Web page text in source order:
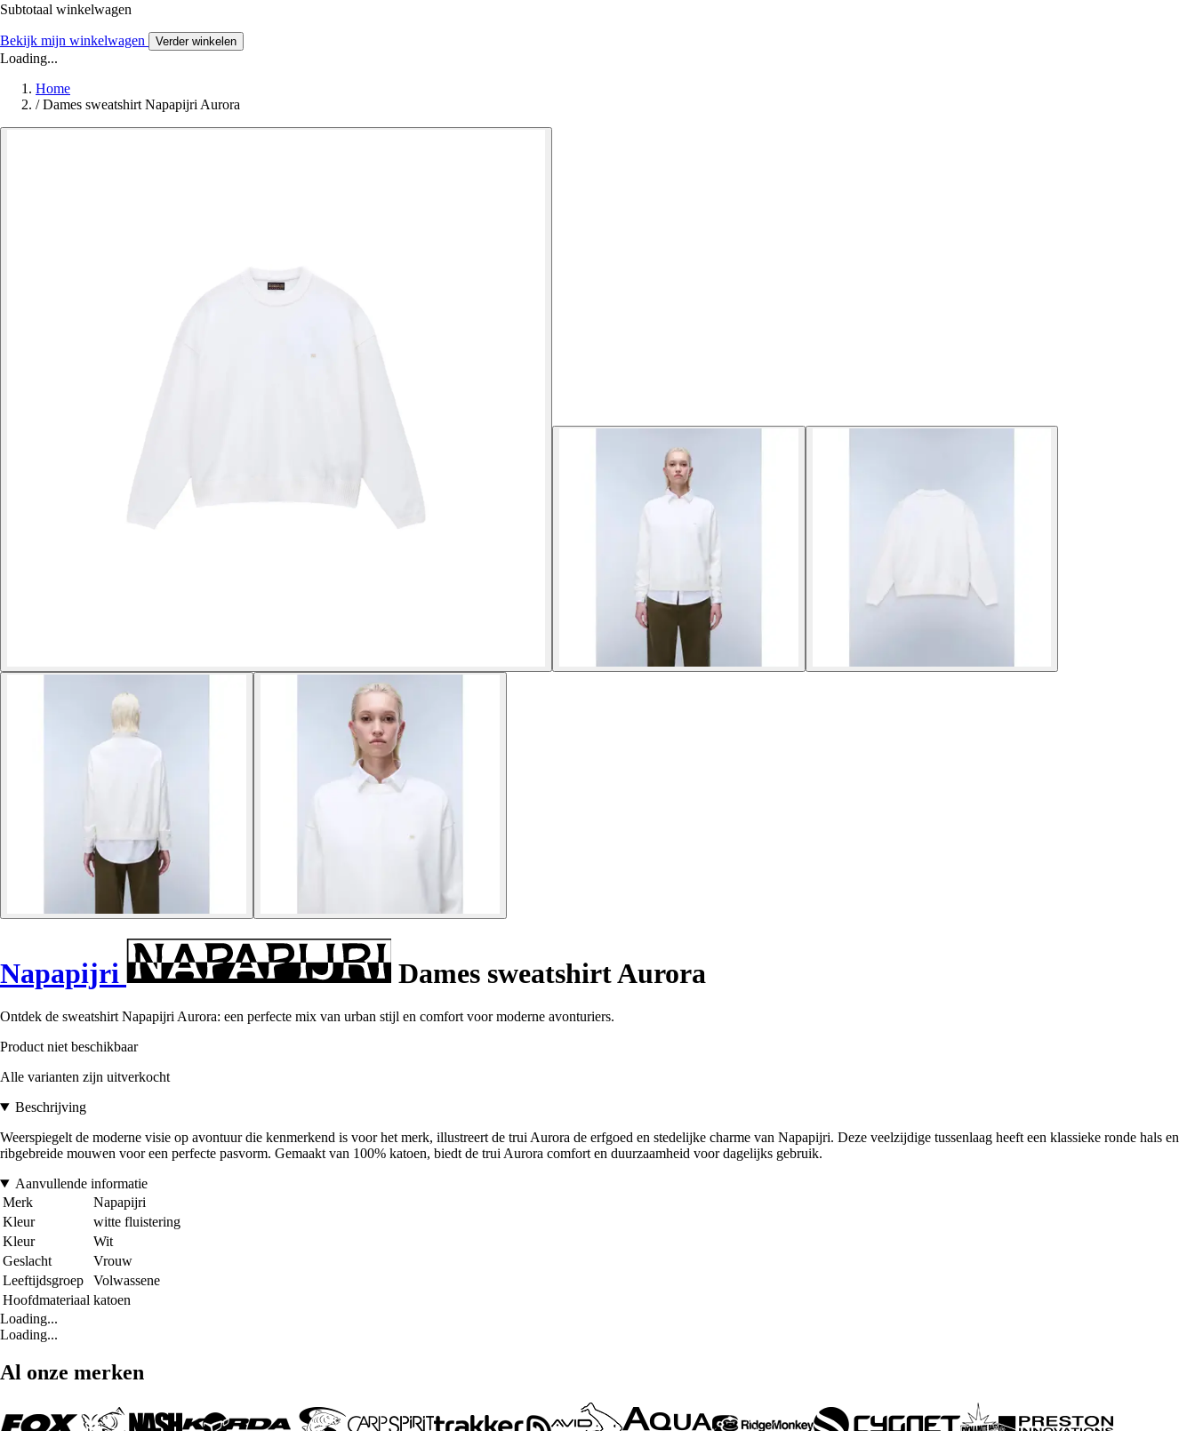
Subtotaal winkelwagen
Bekijk mijn winkelwagen Verder winkelen
Loading...
Home
/ Dames sweatshirt Napapijri Aurora
Napapijri Dames sweatshirt Aurora
Ontdek de sweatshirt Napapijri Aurora: een perfecte mix van urban stijl en comfort voor moderne avonturiers.
Product niet beschikbaar
Alle varianten zijn uitverkocht
Beschrijving
Weerspiegelt de moderne visie op avontuur die kenmerkend is voor het merk, illustreert de trui Aurora de erfgoed en stedelijke charme van Napapijri. Deze veelzijdige tussenlaag heeft een klassieke ronde hals en
ribgebreide mouwen voor een perfecte pasvorm. Gemaakt van 100% katoen, biedt de trui Aurora comfort en duurzaamheid voor dagelijks gebruik.
Aanvullende informatie
Merk
Napapijri
Kleur
witte fluistering
Kleur
Wit
Geslacht
Vrouw
Leeftijdsgroep
Volwassene
Hoofdmateriaal katoen
Loading...
Loading...
Al onze merken